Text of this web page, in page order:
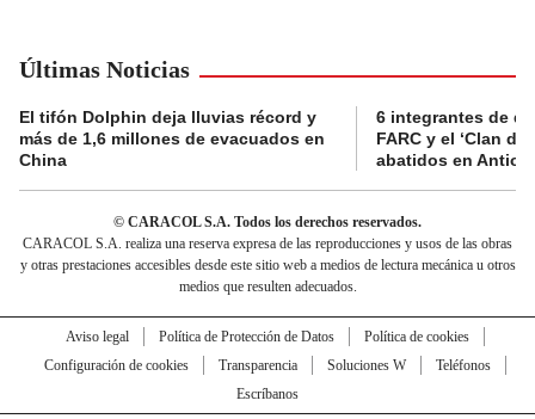
Últimas Noticias
El tifón Dolphin deja lluvias récord y
más de 1,6 millones de evacuados en
China
6 integrantes de
FARC y el ‘Clan
abatidos en
© CARACOL S.A. Todos los derechos reservados.
CARACOL S.A. realiza una reserva expresa de las reproducciones y usos de las obras
y otras prestaciones accesibles desde este sitio web a medios de lectura mecánica u otros
medios que resulten adecuados.
Aviso legal Política de Protección de Datos
Política de cookies
Configuración de cookies
Transparencia Soluciones W
Teléfonos
Escríbanos